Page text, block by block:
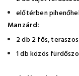
előtérben
Manzárd:
2 db 2 fős,
1 db közös